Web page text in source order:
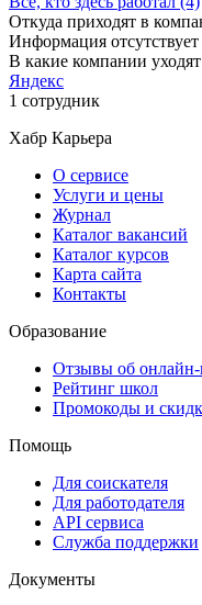
Откуда приходят в
Информация отсутствует
В какие компании уходят
Яндекс
1 сотрудник
Хабр Карьера
О сервисе
Услуги и цены
Журнал
Каталог вакансий
Каталог курсов
Карта сайта
Контакты
Образование
Отзывы об
Рейтинг школ
Промокоды и
Помощь
Для соискателя
Для работодателя
API сервиса
Служба поддержки
Документы